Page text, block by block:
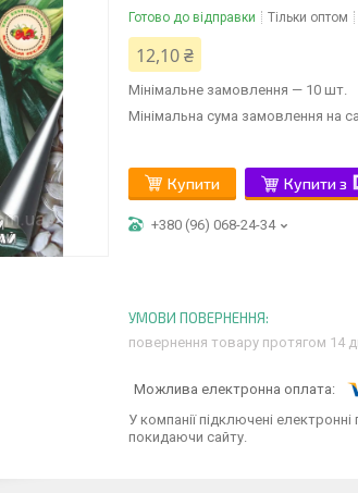
Готово до відправки Тільки оптом
12,10 ₴
Мінімальне замовлення — 10 шт.
Мінімальна сума замовлення на
Купити Купити з
+380 (96) 068-24-34
повернення товару протягом 14
У компанії підключені
покидаючи сайту.